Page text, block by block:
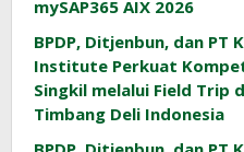
mySAP365 AIX 2026
BPDP, Ditjenbun, dan PT
Institute Perkuat
Singkil melalui Field Trip
Timbang Deli Indonesia